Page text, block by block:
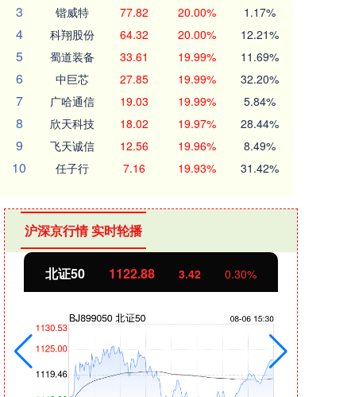
3 锴威特 77.82 20.00% 1.17%
4 科翔股份 64.32 20.00% 12.21%
5 蜀道装备 33.61 19.99% 11.69%
6 中巨芯 27.85 19.99% 32.20%
7 广哈通信 19.03 19.99% 5.84%
8 欣天科技 18.02 19.97% 28.44%
9 飞天诚信 12.56 19.96% 8.49%
10 任子行 7.16 19.93% 31.42%
沪深京行情 实时轮播
北证50 1122.88 3.42 0.30%